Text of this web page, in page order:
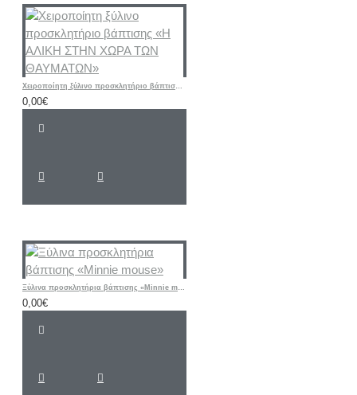
Χειροποίητη ξύλινο προσκλητήριο βάπτισης «Η ΑΛΙΚΗ ΣΤΗΝ ΧΩΡΑ ΤΩΝ ΘΑΥΜΑΤΩΝ»
0,00€
Ξύλινα προσκλητήρια βάπτισης «Minnie mouse»
0,00€